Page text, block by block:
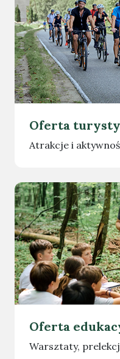
Oferta
Atrakcje i
Oferta
Warsztaty,